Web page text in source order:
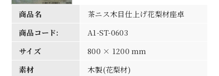
商品名
茶ニス木目仕上げ花梨材座卓
商品コード:
A1-ST-0603
サイズ
800 × 1200 mm
素材
木製(花梨材)